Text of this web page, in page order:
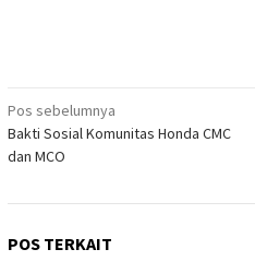
Navigasi
pos
Pos sebelumnya
Bakti Sosial Komunitas Honda CMC
dan MCO
POS TERKAIT